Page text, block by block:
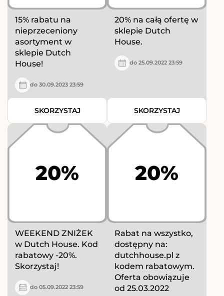
15% rabatu na
nieprzeceniony
asortyment w
sklepie Dutch
House!
do 30.09.2023 23:59
SKORZYSTAJ
20% na całą ofertę w
sklepie Dutch
House.
do 25.09.2022 23:59
SKORZYSTAJ
20%
WEEKEND ZNIŻEK
w Dutch House. Kod
rabatowy -20%.
Skorzystaj!
do 05.09.2022 23:59
20%
Rabat na wszystko,
dostępny na:
dutchhouse.pl z
kodem rabatowym.
Oferta obowiązuje
od 25.03.2022